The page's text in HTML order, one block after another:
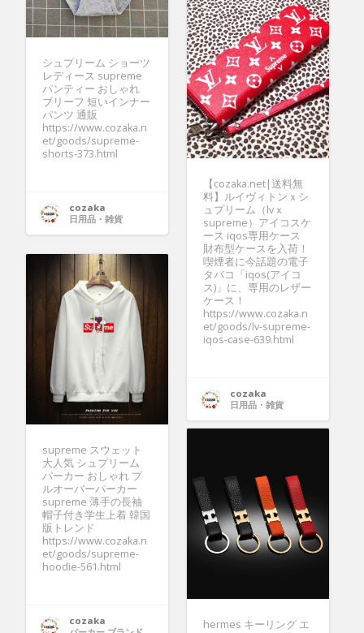
シュプリーム ショーツ
レディース supreme
パンティー おしゃれ
ブリーフ 短いインナー
パンツ 通販
https://www.cozaka.n
et/goods/supreme-
shorts-373.html
cozaka
日用品・雑貨
【cozaka.net|送料無
料】ルイヴィトンｘシ
ュプリーム（lvｘ
supreme）アイコスケ
ース iqos専用ケース
財布型ケースを入荷！
喫煙者に今話題の電子
タバコ「iqos(アイコ
ス)」に、専用のレザー
ケース！
https://www.cozaka.n
et/goods/lv-supreme-
iqos-case-639.html
cozaka
日用品・雑貨
supreme スウェット
大人気 シュプリーム
パーカー おしゃれ プ
ルオーバーパーカー
supreme 薄手の長袖
帽子付き学生上着 韓国
版トレンド
https://www.cozaka.n
et/goods/supreme-
hoodie-561.html
cozaka
hermes キーリング エ